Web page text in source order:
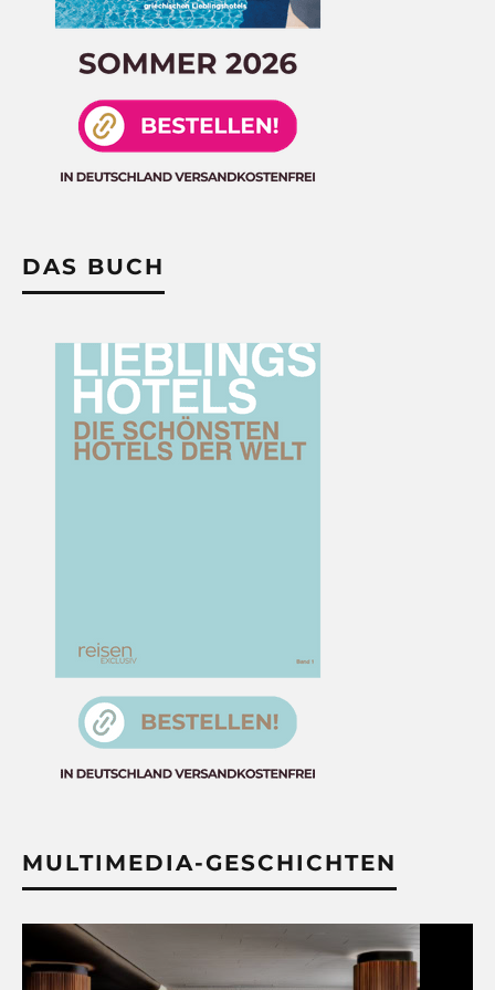
DAS BUCH
MULTIMEDIA-GESCHICHTEN